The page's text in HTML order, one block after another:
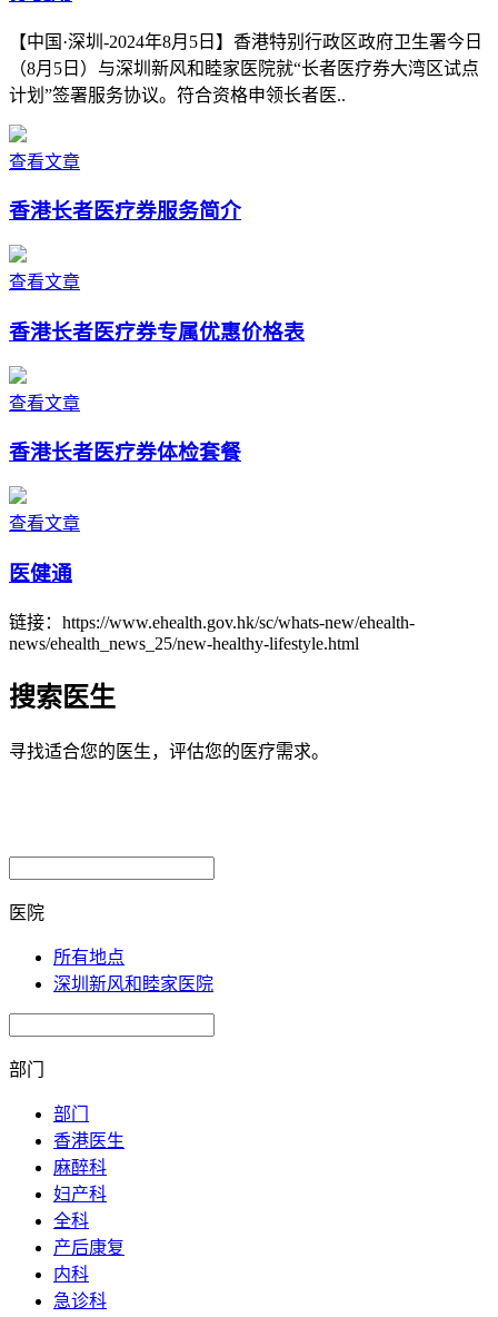
【中国·深圳-2024年8月5日】香港特别行政区政府卫生署今日
（8月5日）与深圳新风和睦家医院就“长者医疗券大湾区试点
计划”签署服务协议。符合资格申领长者医..
查看文章
香港长者医疗券服务简介
查看文章
香港长者医疗券专属优惠价格表
查看文章
香港长者医疗券体检套餐
查看文章
医健通
链接：https://www.ehealth.gov.hk/sc/whats-new/ehealth-
news/ehealth_news_25/new-healthy-lifestyle.html
搜索医生
寻找适合您的医生，评估您的医疗需求。
医院
所有地点
深圳新风和睦家医院
部门
部门
香港医生
麻醉科
妇产科
全科
产后康复
内科
急诊科